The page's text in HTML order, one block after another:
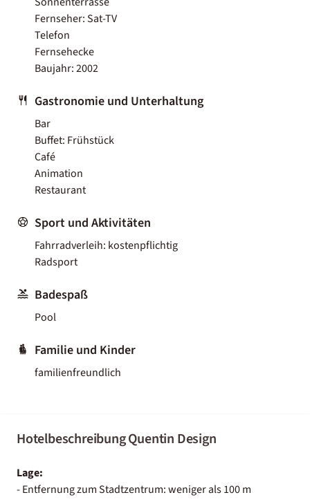
Fernseher: Sat-TV
Telefon
Fernsehecke
Baujahr: 2002
Gastronomie und Unterhaltung
Bar
Buffet: Frühstück
Café
Animation
Restaurant
Sport und Aktivitäten
Fahrradverleih: kostenpflichtig
Radsport
Badespaß
Pool
Familie und Kinder
familienfreundlich
Hotelbeschreibung Quentin Design
Lage:
- Entfernung zum Stadtzentrum: weniger als 100 m